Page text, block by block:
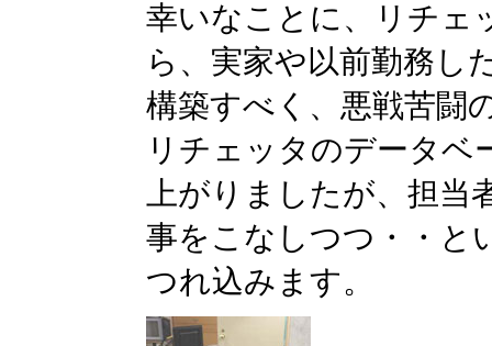
幸いなことに、リチェ
ら、実家や以前勤務し
構築すべく、悪戦苦闘
リチェッタのデータベ
上がりましたが、担
事をこなしつつ・・と
つれ込みます。